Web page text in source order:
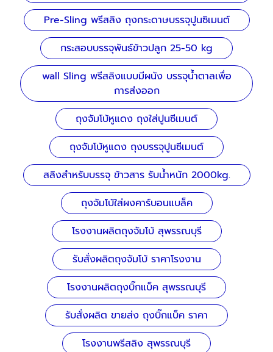
Pre-Sling พรีสลิง ถุงกระดาษบรรจุปูนซิเมนต์
กระสอบบรรจุพันธ์ข้าวปลูก 25-50 kg
wall Sling พรีสลิงแบบมีผนัง บรรจุน้ำตาลเพื่อ
การส่งออก
ถุงจัมโบ้หูแดง ถุงใส่ปูนซีเมนต์
ถุงจัมโบ้หูแดง ถุงบรรจุปูนซีเมนต์
สลิงสำหรับบรรจุ ข้าวสาร รับน้ำหนัก 2000kg.
ถุงจัมโบ้ใส่ผงคาร์บอนแบล็ค
โรงงานผลิตถุงจัมโบ้ สุพรรณบุรี
รับสั่งผลิตถุงจัมโบ้ ราคาโรงงาน
โรงงานผลิตถุงบิ๊กแบ็ค สุพรรณบุรี
รับสั่งผลิต ขายส่ง ถุงบิ๊กแบ็ค ราคา
โรงงานพรีสลิง สุพรรณบุรี